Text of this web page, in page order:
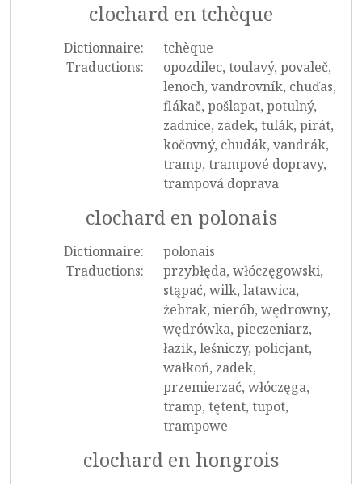
clochard en tchèque
Dictionnaire:
tchèque
Traductions:
opozdilec, toulavý, povaleč,
lenoch, vandrovník, chuďas,
flákač, pošlapat, potulný,
zadnice, zadek, tulák, pirát,
kočovný, chudák, vandrák,
tramp, trampové dopravy,
trampová doprava
clochard en polonais
Dictionnaire:
polonais
Traductions:
przybłęda, włóczęgowski,
stąpać, wilk, latawica,
żebrak, nierób, wędrowny,
wędrówka, pieczeniarz,
łazik, leśniczy, policjant,
wałkoń, zadek,
przemierzać, włóczęga,
tramp, tętent, tupot,
trampowe
clochard en hongrois